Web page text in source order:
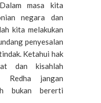
masa kita
negara dan
kita melakukan
penyesalan
Ketahui hak
dan kisahlah
Redha jangan
bukan bererti